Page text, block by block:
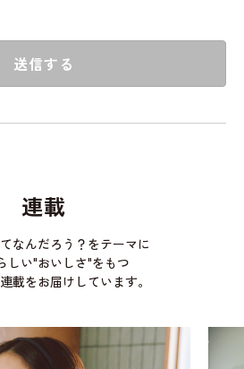
送信する
連載
なんだろう？をテーマに
しい"おいしさ"をもつ
載をお届けしています。